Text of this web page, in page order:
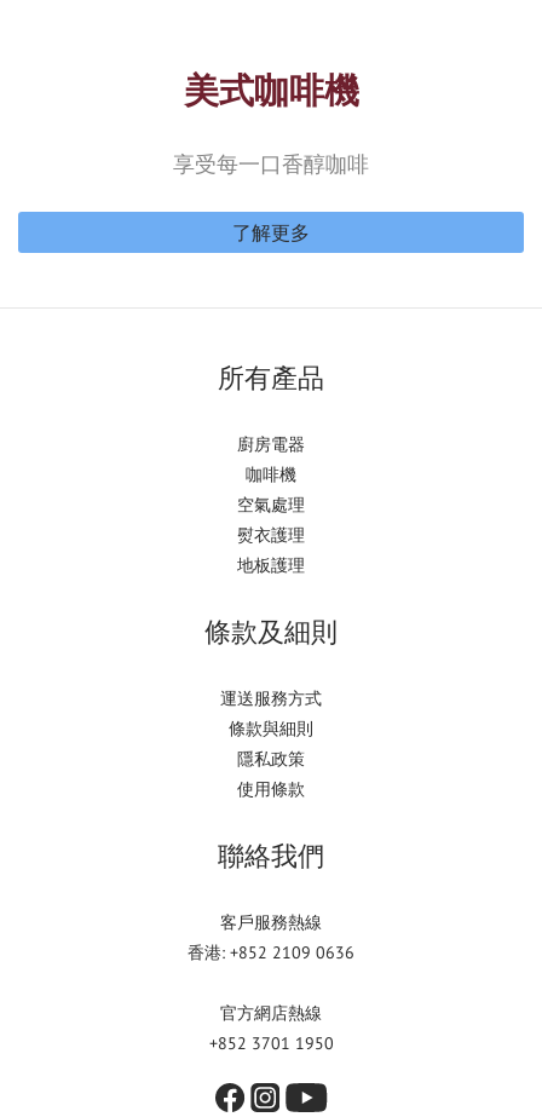
美式咖啡機
享受每一口香醇咖啡
了解更多
所有產品
廚房電器
咖啡機
空氣處理
熨衣護理
地板護理
條款及細則
運送服務方式
條款與細則
隱私政策
使用條款
聯絡我們
客戶服務熱線
香港: +852 2109 0636
官方網店熱線
+852 3701 1950